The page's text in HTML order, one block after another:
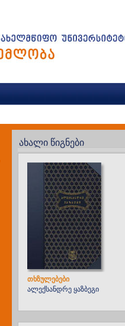
ახალი წიგნები
თხზულებები
ალექსანდრე ყაზბეგი